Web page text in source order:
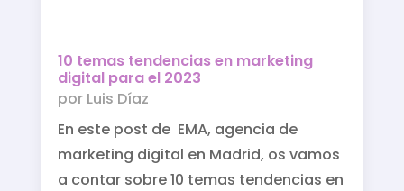
10 temas tendencias en marketing
digital para el 2023
por Luis Díaz
En este post de EMA, agencia de
marketing digital en Madrid, os vamos
a contar sobre 10 temas tendencias en